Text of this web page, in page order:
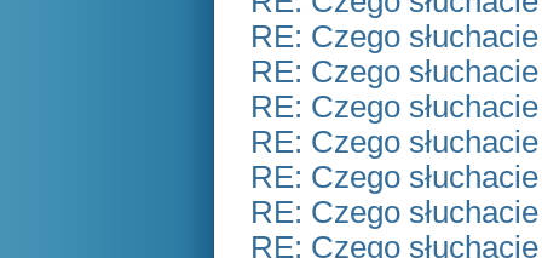
RE: Czego
RE: Czego
RE: Czego
RE: Czego
RE: Czego
RE: Czego
RE: Czego